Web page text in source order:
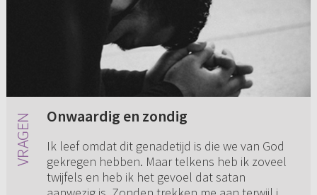
Onwaardig en zondig
Ik leef omdat dit genadetijd is die we van God
gekregen hebben. Maar telkens heb ik zoveel
twijfels en heb ik het gevoel dat satan